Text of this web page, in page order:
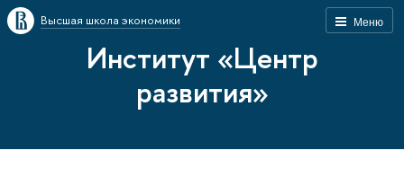
Меню
Высшая школа экономики
Институт «Центр
развития»